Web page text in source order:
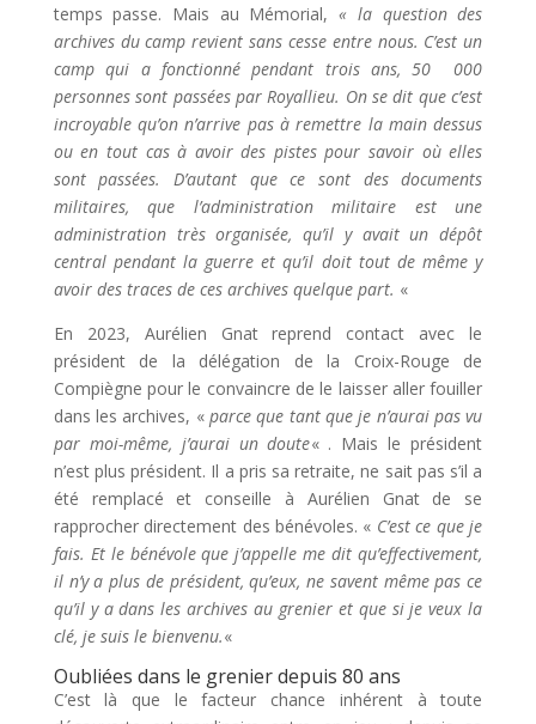
temps passe. Mais au Mémorial, « la question des
archives du camp revient sans cesse entre nous. C’est un
camp qui a fonctionné pendant trois ans, 50 000
personnes sont passées par Royallieu. On se dit que c’est
incroyable qu’on n’arrive pas à remettre la main dessus
ou en tout cas à avoir des pistes pour savoir où elles
sont passées. D’autant que ce sont des documents
militaires, que l’administration militaire est une
administration très organisée, qu’il y avait un dépôt
central pendant la guerre et qu’il doit tout de même y
avoir des traces de ces archives quelque part. «
En 2023, Aurélien Gnat reprend contact avec le
président de la délégation de la Croix-Rouge de
Compiègne pour le convaincre de le laisser aller fouiller
dans les archives, «parce que tant que je n’aurai pas vu
par moi-même, j’aurai un doute« . Mais le président
n’est plus président. Il a pris sa retraite, ne sait pas s’il a
été remplacé et conseille à Aurélien Gnat de se
rapprocher directement des bénévoles. « C’est ce que je
fais. Et le bénévole que j’appelle me dit qu’effectivement,
il n’y a plus de président, qu’eux, ne savent même pas ce
qu’il y a dans les archives au grenier et que si je veux la
clé, je suis le bienvenu.«
Oubliées dans le grenier depuis 80 ans
C’est là que le facteur chance inhérent à toute